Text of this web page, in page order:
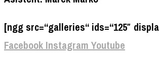
[ngg src=“galleries“ ids=“125″
Facebook Instagram Youtube